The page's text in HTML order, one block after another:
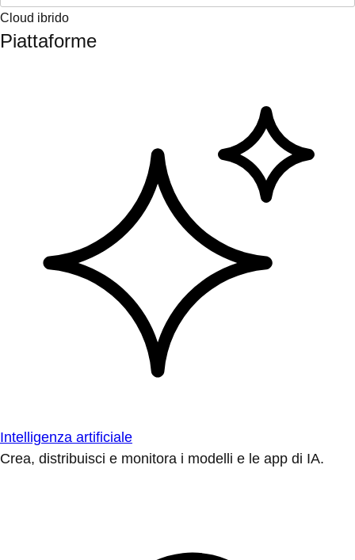
Cloud ibrido
Piattaforme
Intelligenza artificiale
Crea, distribuisci e monitora i modelli e le app di IA.